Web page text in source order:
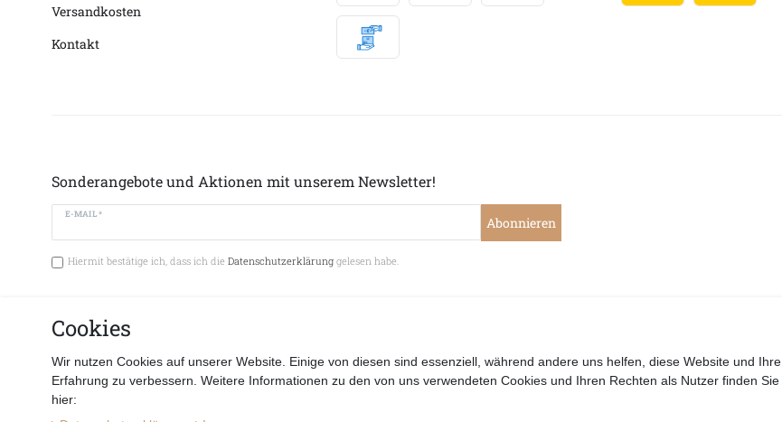
Versandkosten
Kontakt
Sonderangebote und Aktionen mit unserem Newsletter!
E-MAIL *
Abonnieren
Hiermit bestätige ich, dass ich die Datenschutzerklärunggelesen habe.
Vertrag widerrufen | Widerrufsrecht | Datenschutzerklärung | AGB
Cookies
Wir nutzen Cookies auf unserer Website. Einige von diesen sind essenziell, während andere uns helfen, diese Website und Ihre
Erfahrung zu verbessern. Weitere Informationen zu den von uns verwendeten Cookies und Ihren Rechten als Nutzer finden Sie
hier: